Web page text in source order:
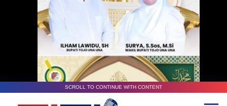
SCROLL TO CONTINUE WITH CONTENT